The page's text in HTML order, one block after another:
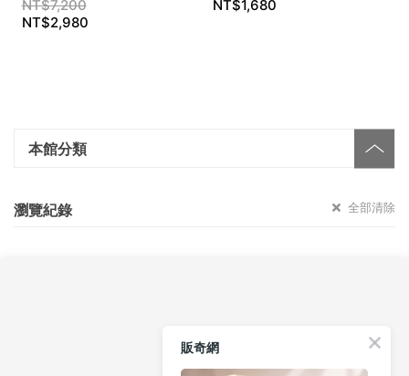
本館分類
瀏覽紀錄 全部清除
NT$7,200
NT$2,980
NT$1,680
關於我們
販奇網